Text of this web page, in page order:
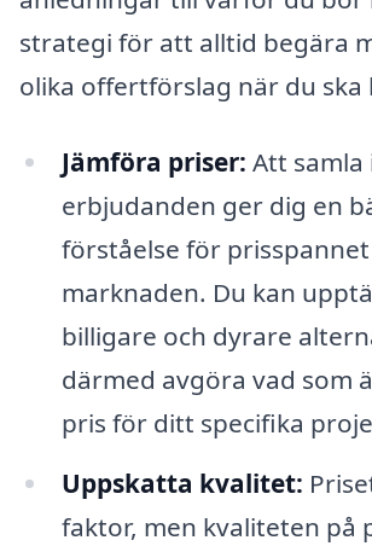
strategi för att alltid begära
olika offertförslag när du ska
Jämföra priser: Att samla
erbjudanden ger dig en
förståelse för
marknaden. Du kan
billigare och dyrare
därmed avgöra vad som
pris för ditt specifika
Uppskatta kvalitet:
faktor, men kvaliteten på